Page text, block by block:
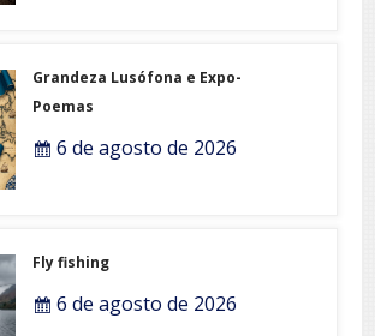
Grandeza Lusófona e Expo-
Poemas
6 de agosto de 2026
Fly fishing
6 de agosto de 2026